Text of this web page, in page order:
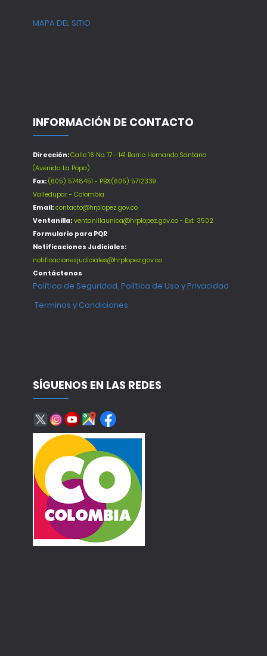
MAPA DEL SITIO
INFORMACIÓN DE CONTACTO
Dirección:Calle 16 No. 17 - 141 Barrio Hernando Santana
(Avenida La Popa)
Fax: (605) 5748451 - PBX:(605) 5712339
Valledupar - Colombia
Email: contacto@hrplopez.gov.co
Ventanilla: ventanillaunica@hrplopez.gov.co - Ext. 3502
Formulario para PQR
Notificaciones Judiciales:
notificacionesjudiciales@hrplopez.gov.co
Contáctenos
Política de Seguridad, Política de Uso y Privacidad
Terminos y Condiciones
SÍGUENOS EN LAS REDES